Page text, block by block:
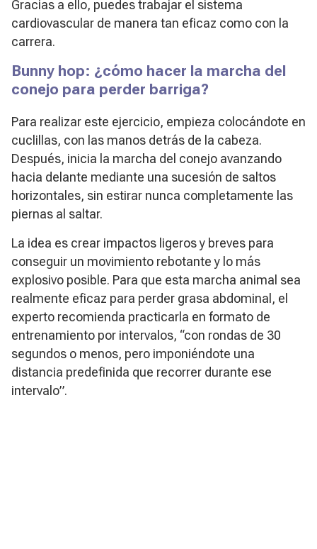
Gracias a ello, puedes trabajar el sistema
cardiovascular de manera tan eficaz como con la
carrera.
Bunny hop: ¿cómo hacer la marcha del
conejo para perder barriga?
Para realizar este ejercicio, empieza colocándote en
cuclillas, con las manos detrás de la cabeza.
Después, inicia la marcha del conejo avanzando
hacia delante mediante una sucesión de saltos
horizontales, sin estirar nunca completamente las
piernas al saltar.
La idea es crear impactos ligeros y breves para
conseguir un movimiento rebotante y lo más
explosivo posible. Para que esta marcha animal sea
realmente eficaz para perder grasa abdominal, el
experto recomienda practicarla en formato de
entrenamiento por intervalos, “con rondas de 30
segundos o menos, pero imponiéndote una
distancia predefinida que recorrer durante ese
intervalo”.